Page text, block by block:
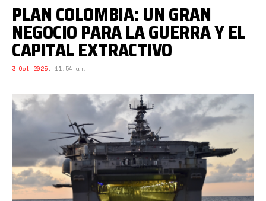
PLAN COLOMBIA: UN GRAN
NEGOCIO PARA LA GUERRA Y EL
CAPITAL EXTRACTIVO
3 Oct 2025, 11:54 am.